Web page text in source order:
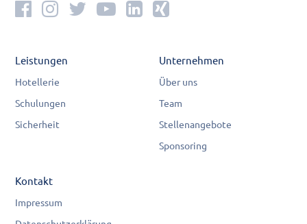
Leistungen
Hotellerie
Schulungen
Sicherheit
Unternehmen
Über uns
Team
Stellenangebote
Sponsoring
Kontakt
Impressum